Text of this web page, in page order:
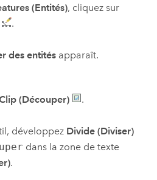
(Entités), cliquez sur
.
des entitésapparaît.
(Découper) .
développez Divide (Diviser)
dans la zone de texte
.